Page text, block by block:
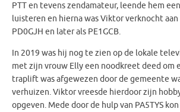
PTT en tevens zendamateur, leende hem
luisteren en hierna was Viktor verknocht aan
PD0GJH en later als PE1GCB.
In 2019 was hij nog te zien op de lokale
met zijn vrouw Elly een noodkreet deed om
traplift was afgewezen door de gemeente
verhuizen. Viktor vreesde hierdoor zijn
opgeven. Mede door de hulp van PA5TYS